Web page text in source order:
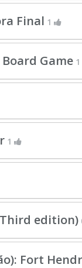
Final 1
Game 1
1
edition)
Fort